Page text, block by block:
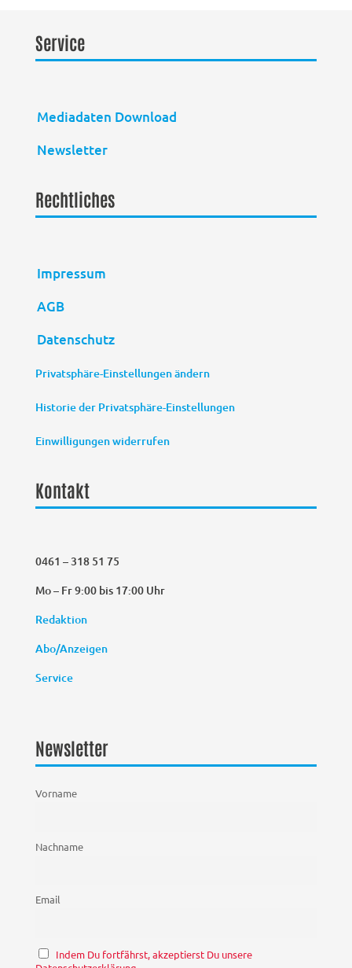
Service
Mediadaten Download
Newsletter
Rechtliches
Impressum
AGB
Datenschutz
Privatsphäre-Einstellungen ändern
Historie der Privatsphäre-Einstellungen
Einwilligungen widerrufen
Kontakt
0461 – 318 51 75
Mo – Fr 9:00 bis 17:00 Uhr
Redaktion
Abo/Anzeigen
Service
Newsletter
Vorname
Nachname
Email
Indem Du fortfährst, akzeptierst Du unsere